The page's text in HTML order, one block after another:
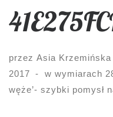
przez Asia Krzemińska
2017
- w wymiarach
węże’- szybki pomysł